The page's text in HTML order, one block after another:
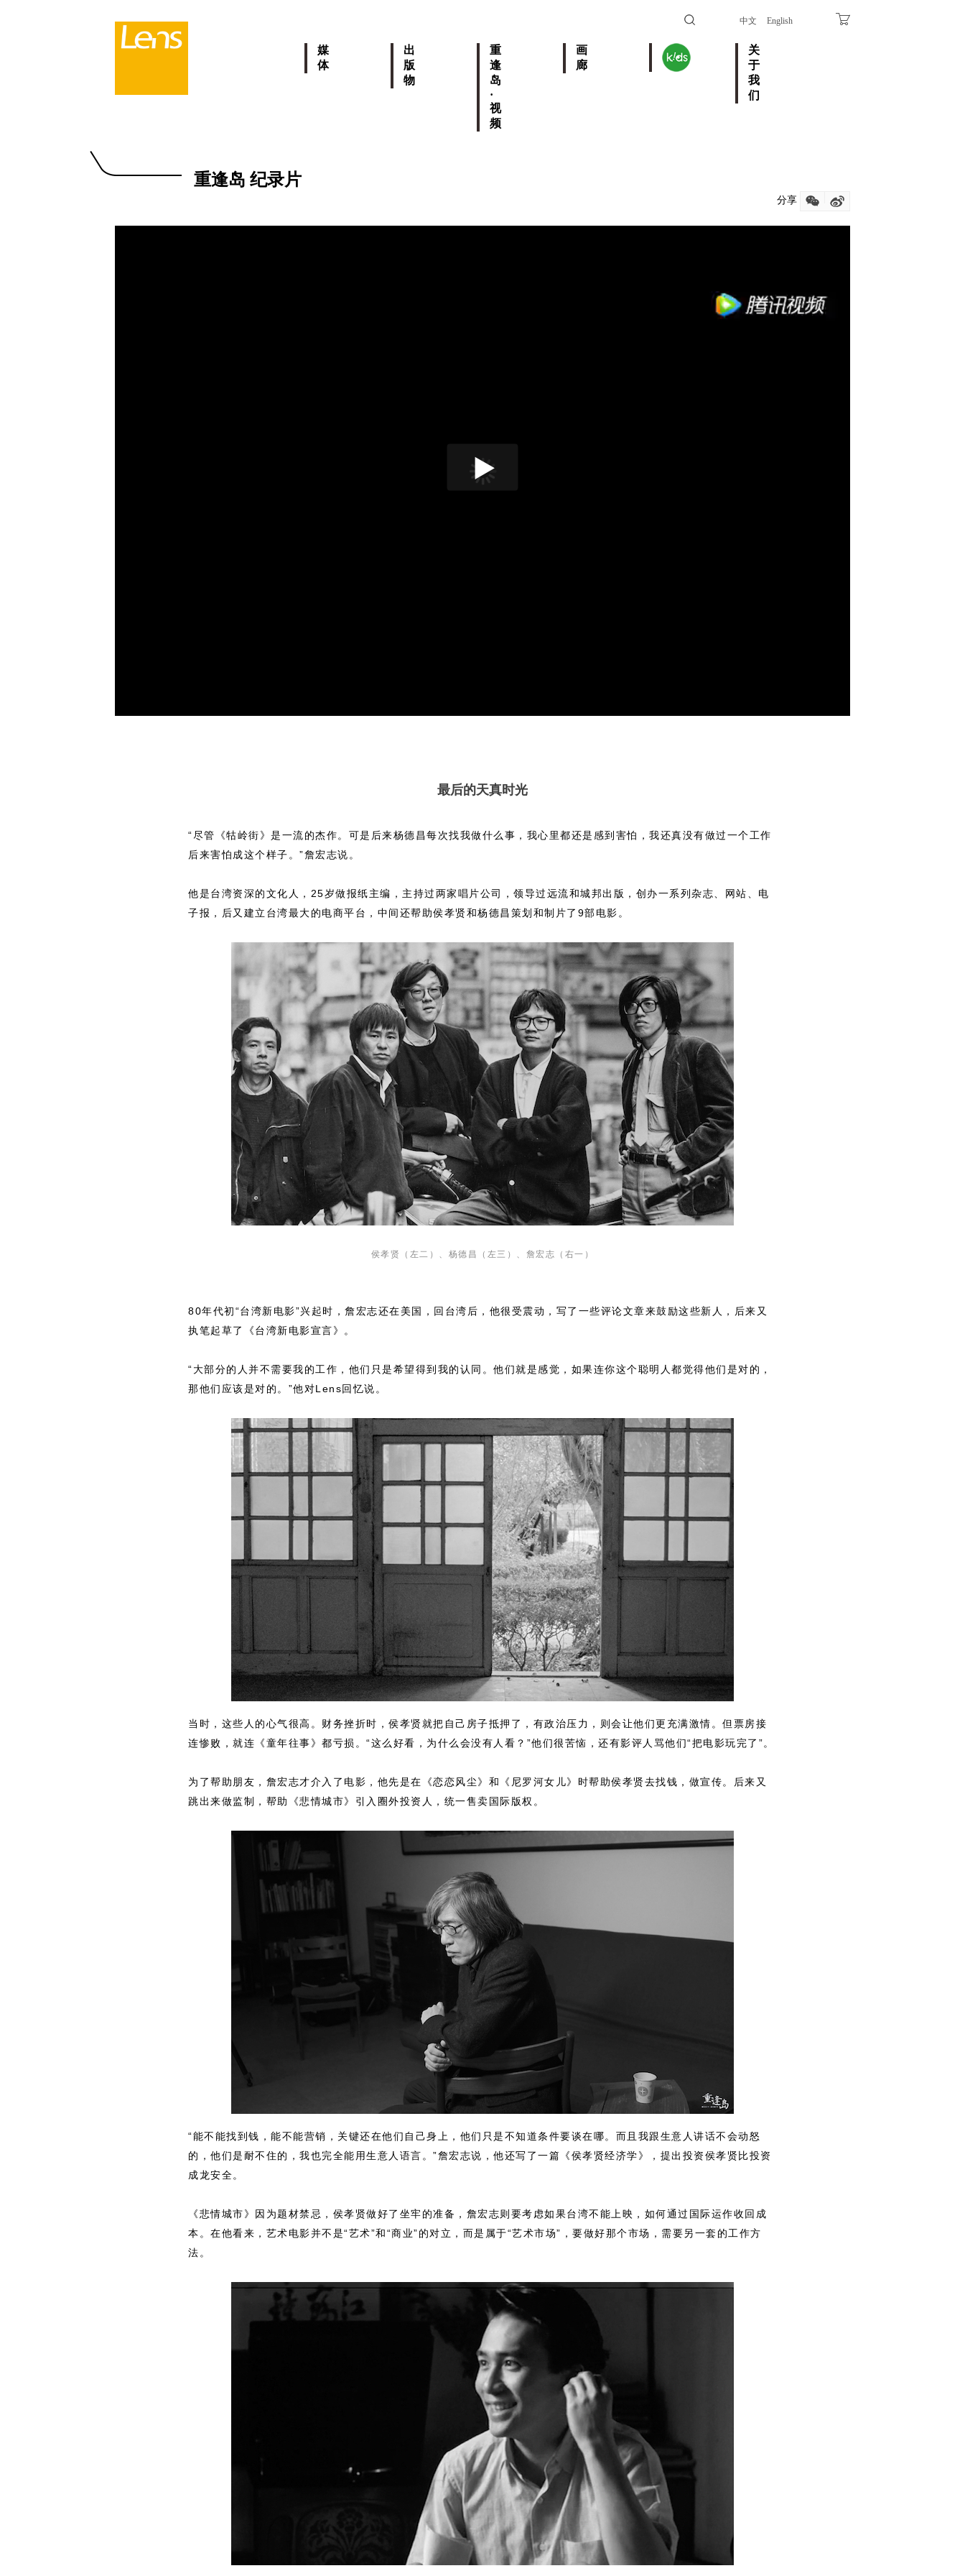
中文 English
媒
体
出
版
物
重
逢
岛
·
视
频
画
廊
关
于
我
们
重逢岛 纪录片
分享
最后的天真时光
“尽管《牯岭街》是一流的杰作。可是后来杨德昌每次找我做什么事，我心里都还是感到害怕，我还真没有做过一个工作
后来害怕成这个样子。”詹宏志说。
他是台湾资深的文化人，25岁做报纸主编，主持过两家唱片公司，领导过远流和城邦出版，创办一系列杂志、网站、电
子报，后又建立台湾最大的电商平台，中间还帮助侯孝贤和杨德昌策划和制片了9部电影。
侯孝贤（左二）、杨德昌（左三）、 詹宏志（右一）
80年代初“台湾新电影”兴起时，詹宏志还在美国，回台湾后，他很受震动，写了一些评论文章来鼓励这些新人，后来又
执笔起草了《台湾新电影宣言》。
“大部分的人并不需要我的工作，他们只是希望得到我的认同。他们就是感觉，如果连你这个聪明人都觉得他们是对的，
那他们应该是对的。”他对Lens回忆说。
当时，这些人的心气很高。财务挫折时，侯孝贤就把自己房子抵押了，有政治压力，则会让他们更充满激情。但票房接
连惨败，就连《童年往事》都亏损。“这么好看，为什么会没有人看？”他们很苦恼，还有影评人骂他们“把电影玩完了”。
为了帮助朋友，詹宏志才介入了电影，他先是在《恋恋风尘》和《尼罗河女儿》时帮助侯孝贤去找钱，做宣传。后来又
跳出来做监制，帮助《悲情城市》引入圈外投资人，统一售卖国际版权。
“能不能找到钱，能不能营销，关键还在他们自己身上，他们只是不知道条件要谈在哪。而且我跟生意人讲话不会动怒
的，他们是耐不住的，我也完全能用生意人语言。”詹宏志说，他还写了一篇《侯孝贤经济学》，提出投资侯孝贤比投资
成龙安全。
《悲情城市》因为题材禁忌，侯孝贤做好了坐牢的准备，詹宏志则要考虑如果台湾不能上映，如何通过国际运作收回成
本。在他看来，艺术电影并不是“艺术”和“商业”的对立，而是属于“艺术市场”，要做好那个市场，需要另一套的工作方
法。